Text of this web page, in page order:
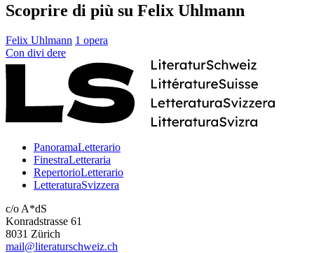
Scoprire di più su Felix Uhlmann
Felix Uhlmann 1 opera
Con divi dere
PanoramaLetterario
FinestraLetteraria
RepertorioLetterario
LetteraturaSvizzera
c/o A*dS
Konradstrasse 61
8031 Zürich
mail@literaturschweiz.ch